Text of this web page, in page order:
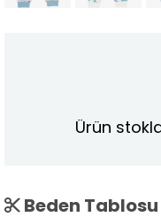
Ürün
Beden Tablosu